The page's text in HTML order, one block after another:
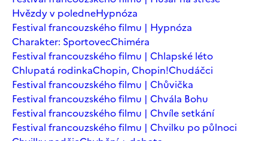
Hvězdy v poledneHypnóza
Festival francouzského filmu | Hypnóza
Charakter: SportovecChiméra
Festival francouzského filmu | Chlapské léto
Chlupatá rodinkaChopin, Chopin!Chudáčci
Festival francouzského filmu | Chůvička
Festival francouzského filmu | Chvála Bohu
Festival francouzského filmu | Chvíle setkání
Festival francouzského filmu | Chvilku po půlnoci